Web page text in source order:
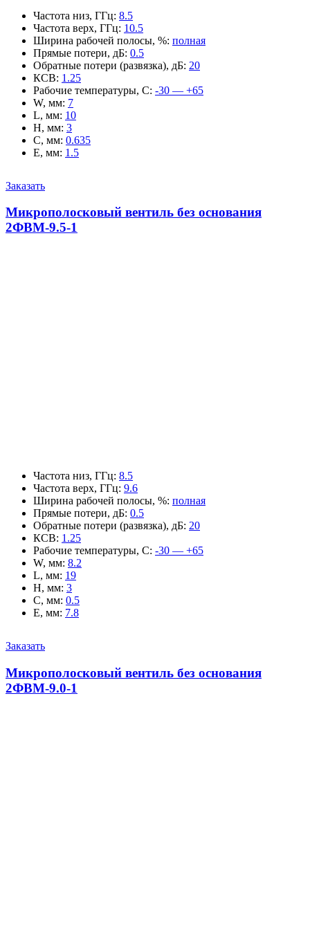
Частота низ, ГГц: 8.5
Частота верх, ГГц: 10.5
Ширина рабочей полосы, %: полная
Прямые потери, дБ: 0.5
Обратные потери (развязка), дБ: 20
КСВ: 1.25
Рабочие температуры, С: -30 — +65
W, мм: 7
L, мм: 10
H, мм: 3
C, мм: 0.635
E, мм: 1.5
Заказать
Микрополосковый вентиль без основания
2ФВМ-9.5-1
Частота низ, ГГц: 8.5
Частота верх, ГГц: 9.6
Ширина рабочей полосы, %: полная
Прямые потери, дБ: 0.5
Обратные потери (развязка), дБ: 20
КСВ: 1.25
Рабочие температуры, С: -30 — +65
W, мм: 8.2
L, мм: 19
H, мм: 3
C, мм: 0.5
E, мм: 7.8
Заказать
Микрополосковый вентиль без основания
2ФВМ-9.0-1